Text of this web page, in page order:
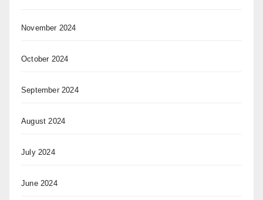
November 2024
October 2024
September 2024
August 2024
July 2024
June 2024